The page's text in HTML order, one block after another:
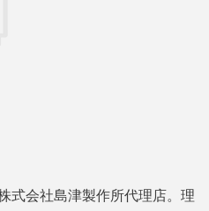
式会社島津製作所代理店。理